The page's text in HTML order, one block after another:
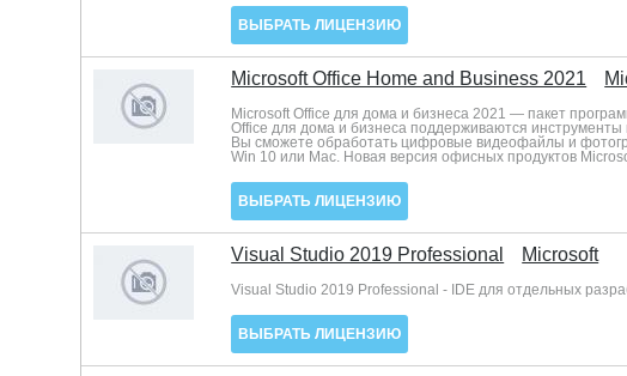
ВЫБРАТЬ ЛИЦЕНЗИЮ
Microsoft Office Home and Business 2021
Microsoft Office для дома и бизнеса 2021 — пакет
Office для дома и бизнеса поддерживаются инструменты
Вы сможете обработать цифровые видеофайлы и
Win 10 или Mac. Новая версия офисных продуктов
ВЫБРАТЬ ЛИЦЕНЗИЮ
Visual Studio 2019 Professional Microsoft
Visual Studio 2019 Professional - IDE для отдельных
ВЫБРАТЬ ЛИЦЕНЗИЮ